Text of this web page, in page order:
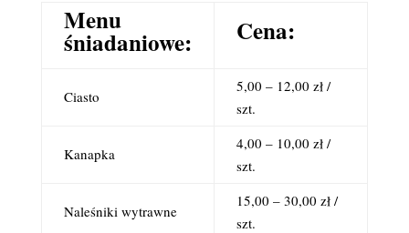
Menu
śniadaniowe: Cena:
Ciasto
5,00 – 12,00 zł /
szt.
Kanapka
4,00 – 10,00 zł /
szt.
Naleśniki wytrawne
15,00 – 30,00 zł /
szt.